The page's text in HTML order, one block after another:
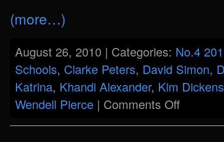
(more…)
August 26, 2010 | Categories: No.4
Schools, Clarke Peters, David Simon,
Katrina, Khandi Alexander, Kim Dickens
Wendell Pierce | Comments Off